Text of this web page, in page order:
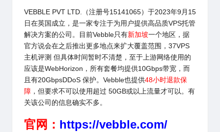
VEBBLE PVT LTD. （注册号15141065）于2023年9月15
日在英国成立，是一家专注于为用户提供高品质VPS托管
解决方案的公司。目前Vebble只有新加坡一个地区，据
官方说会在之后推出更多地点来扩大覆盖范围，37VPS
主机评测 但具体时间暂时不清楚，至于上游网络使用的
应该是WebHorizon，所有套餐均提供10Gbps带宽，而
且有20GbpsDDoS 保护。 Vebble也提供48小时退款保
障 ，但要求不可以使用超过 50GB或以上流量才可以。有
关该公司的信息确实不多。
官网： https://vebble.com/